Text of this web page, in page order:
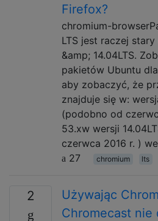
Firefox?
chromium-
LTS jest raczej
&amp; 14.04LTS.
pakietów Ubuntu
aby zobaczyć, że
znajduje się w:
(podobno od
53.xw wersji
czerwca 2016 r. )
27
chromium lts
2
Używając
Chromecast nie